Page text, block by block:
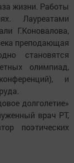
жизни. Работы
Лауреатами
Г.Коновалова,
преподающая
становятся
олимпиад,
и
долголетие»
врач РТ,
поэтических